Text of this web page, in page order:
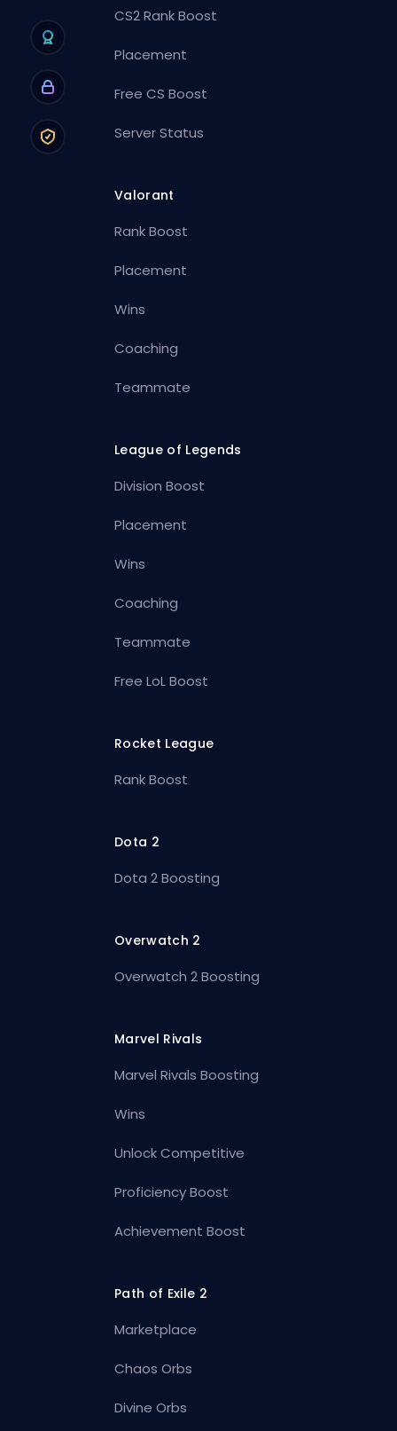
CS2 Rank Boost
Placement
Free CS Boost
Server Status
Valorant
Rank Boost
Placement
Wins
Coaching
Teammate
League of Legends
Division Boost
Placement
Wins
Coaching
Teammate
Free LoL Boost
Rocket League
Rank Boost
Dota 2
Dota 2 Boosting
Overwatch 2
Overwatch 2 Boosting
Marvel Rivals
Marvel Rivals Boosting
Wins
Unlock Competitive
Proficiency Boost
Achievement Boost
Path of Exile 2
Marketplace
Chaos Orbs
Divine Orbs